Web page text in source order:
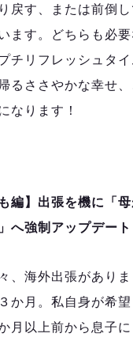
戻す、または前倒
ます。どちらも必
チリフレッシュタ
るささやかな幸せ、
なります！
編】出張を機に「母
へ強制アップデート
、海外出張がありま
か月。私自身が希
月以上前から息子に